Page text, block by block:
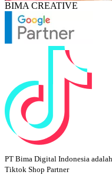
BIMA CREATIVE
PT Bima Digital Indonesia
Tiktok Shop Partner